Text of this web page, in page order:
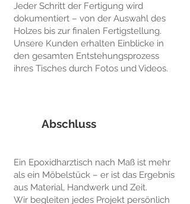
Jeder Schritt der Fertigung wird
dokumentiert – von der Auswahl des
Holzes bis zur finalen Fertigstellung.
Unsere Kunden erhalten Einblicke in
den gesamten Entstehungsprozess
ihres Tisches durch Fotos und Videos.
Abschluss
Ein Epoxidharztisch nach Maß ist mehr
als ein Möbelstück – er ist das Ergebnis
aus Material, Handwerk und Zeit.
Wir begleiten jedes Projekt persönlich